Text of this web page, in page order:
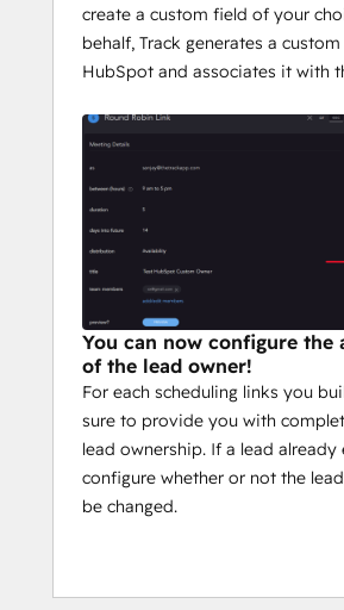
create a custom field of your
behalf, Track generates a
HubSpot and associates it with
You can now configure the
of the lead owner!
For each scheduling links you
sure to provide you with
lead ownership. If a lead already
configure whether or not the
be changed.